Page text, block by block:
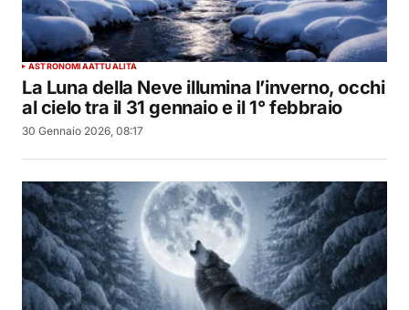
ASTRONOMIAATTUALITÀ
La Luna della Neve illumina l’inverno, occhi
al cielo tra il 31 gennaio e il 1° febbraio
30 Gennaio 2026, 08:17